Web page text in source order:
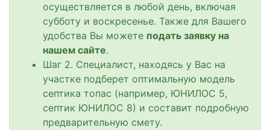
осуществляется в любой день, включая
субботу и воскресенье. Также для Вашего
удобства Вы можете подать заявку на
нашем сайте.
Шаг 2. Специалист, находясь у Вас на
участке подберет оптимальную модель
септика топас (например, ЮНИЛОС 5,
септик ЮНИЛОС 8) и составит подробную
предварительную смету.